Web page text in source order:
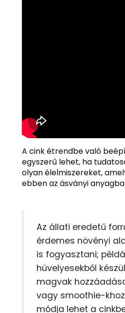
A cink étrendbe való
egyszerű lehet, ha
olyan élelmiszereket,
ebben az ásványi
Az állati eredetű
érdemes növényi
is fogyasztani;
hüvelyesekből
magvak
vagy smoothie-
módja lehet a